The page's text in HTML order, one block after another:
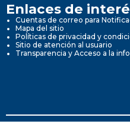
Enlaces de
Cuentas de correo para
Mapa del sitio
Políticas de privacidad y
Sitio de atención al usuario
Transparencia y Acceso a la